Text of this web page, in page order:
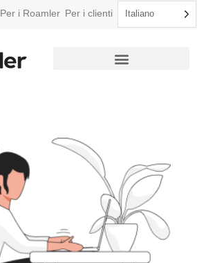
Per i Roamler Per i clienti Italiano